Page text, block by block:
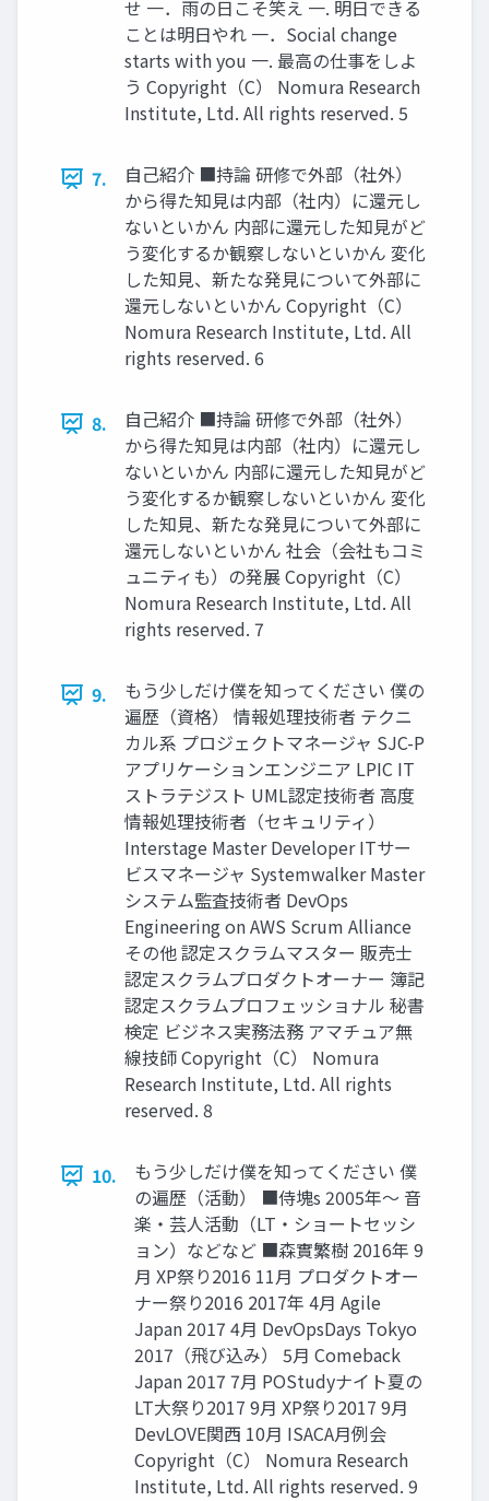
せ 一．雨の日こそ笑え 一. 明日できる
ことは明日やれ 一．Social change
starts with you 一. 最高の仕事をしよ
う Copyright（C） Nomura Research
Institute, Ltd. All rights reserved. 5
7.
自己紹介 ■持論 研修で外部（社外）
から得た知見は内部（社内）に還元し
ないといかん 内部に還元した知見がど
う変化するか観察しないといかん 変化
した知見、新たな発見について外部に
還元しないといかん Copyright（C）
Nomura Research Institute, Ltd. All
rights reserved. 6
8.
自己紹介 ■持論 研修で外部（社外）
から得た知見は内部（社内）に還元し
ないといかん 内部に還元した知見がど
う変化するか観察しないといかん 変化
した知見、新たな発見について外部に
還元しないといかん 社会（会社もコミ
ュニティも）の発展 Copyright（C）
Nomura Research Institute, Ltd. All
rights reserved. 7
9.
もう少しだけ僕を知ってください 僕の
遍歴（資格） 情報処理技術者 テクニ
カル系 プロジェクトマネージャ SJC-P
アプリケーションエンジニア LPIC IT
ストラテジスト UML認定技術者 高度
情報処理技術者（セキュリティ）
Interstage Master Developer ITサー
ビスマネージャ Systemwalker Master
システム監査技術者 DevOps
Engineering on AWS Scrum Alliance
その他 認定スクラムマスター 販売士
認定スクラムプロダクトオーナー 簿記
認定スクラムプロフェッショナル 秘書
検定 ビジネス実務法務 アマチュア無
線技師 Copyright（C） Nomura
Research Institute, Ltd. All rights
reserved. 8
10.
もう少しだけ僕を知ってください 僕
の遍歴（活動） ■侍塊s 2005年～ 音
楽・芸人活動（LT・ショートセッシ
ョン）などなど ■森實繁樹 2016年 9
月 XP祭り2016 11月 プロダクトオー
ナー祭り2016 2017年 4月 Agile
Japan 2017 4月 DevOpsDays Tokyo
2017（飛び込み） 5月 Comeback
Japan 2017 7月 POStudyナイト夏の
LT大祭り2017 9月 XP祭り2017 9月
DevLOVE関西 10月 ISACA月例会
Copyright（C） Nomura Research
Institute, Ltd. All rights reserved. 9